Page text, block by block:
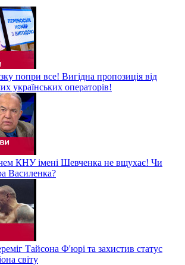
попри все! Вигідна пропозиція від
українських операторів!
КНУ імені Шевченка не вщухає! Чи
Василенка?
Тайсона Ф'юрі та захистив статус
світу